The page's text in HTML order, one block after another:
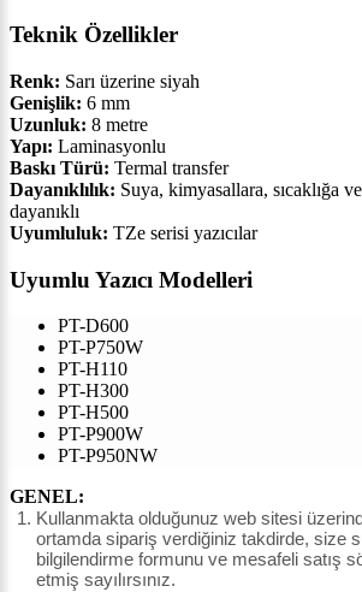
Teknik Özellikler
Renk: Sarı üzerine siyah
Genişlik: 6 mm
Uzunluk: 8 metre
Yapı: Laminasyonlu
Baskı Türü: Termal transfer
Dayanıklılık: Suya, kimyasallara, sıcaklığa
dayanıklı
Uyumluluk: TZe serisi yazıcılar
Uyumlu Yazıcı Modelleri
PT-D600
PT-P750W
PT-H110
PT-H300
PT-H500
PT-P900W
PT-P950NW
GENEL:
Kullanmakta olduğunuz web sitesi
ortamda sipariş verdiğiniz takdirde, size
bilgilendirme formunu ve mesafeli satış
etmiş sayılırsınız.